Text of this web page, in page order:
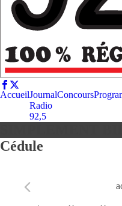
AccueilJournal
Radio
92,5
Concours
Cédule